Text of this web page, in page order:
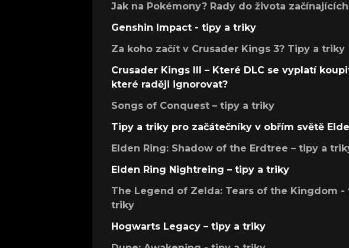
Jak na Pokémony? Rady do života
Genshin Impact - tipy a triky
Za koho začít v Crusader Kings 3? Tipy a triky
Crusader Kings III – Které DLC se vyplatí
které raději ignorovat?
Songs of Conquest – tipy a triky
Tipy a triky pro začátečníky v obřím světě
Elden Ring: Shadow of the Erdtree – tipy a
Elden Ring Nightreing – tipy a triky
The Legend of Zelda: Tears of the Kingdom -
triky
Hogwarts Legacy – tipy a triky